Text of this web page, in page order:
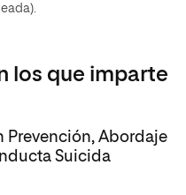
los que imparte
Prevención, Abordaje
Suicida